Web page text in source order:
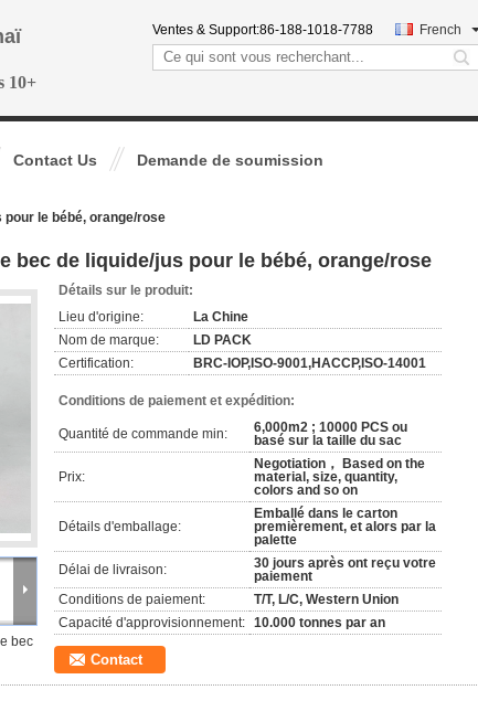
10+
Ventes & Support:86-188-1018-7788 French
Contact Us Demande de soumission
pour le bébé, orange/rose
bec de liquide/jus pour le bébé, orange/rose
bec
Détails sur le produit:
Lieu d'origine:
La Chine
Nom de marque:
LD PACK
Certification:
BRC-IOP,ISO-9001,HACCP,ISO-14001
Conditions de paiement et expédition:
Quantité de commande min:
6,000m2 ; 10000 PCS ou
basé sur la taille du sac
Prix:
Negotiation， Based on the
material, size, quantity,
colors and so on
Détails d'emballage:
Emballé dans le carton
premièrement, et alors par la
palette
Délai de livraison:
30 jours après ont reçu votre
paiement
Conditions de paiement:
T/T, L/C, Western Union
Capacité d'approvisionnement: 10.000 tonnes par an
Contact